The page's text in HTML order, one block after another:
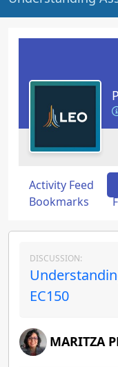
Activity Feed
Bookmarks
DISCUSSION:
EC150
MARITZA